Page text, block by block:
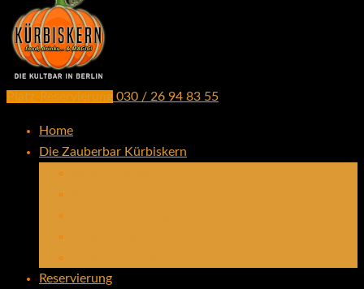
zauberbar-kuerbiskern.de
die Kultbar in Berlin seit 2002
Platz-Reservierung 030 / 26 94 83 55
Home
Die Zauberbar Kürbiskern
Reservierung